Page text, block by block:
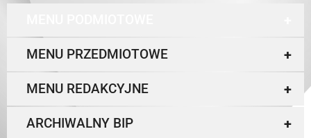
+
MENU PRZEDMIOTOWE
+
MENU REDAKCYJNE
+
ARCHIWALNY BIP